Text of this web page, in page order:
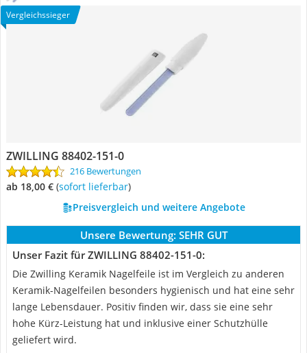
Vergleichssieger
ZWILLING 88402-151-0
216 Bewertungen
ab 18,00 € ( Sofort lieferbar)
Preisvergleich und weitere Angebote
Unsere Bewertung: SEHR GUT
Unser Fazit für ZWILLING 88402-151-0:
Die Zwilling Keramik Nagelfeile ist im Vergleich zu anderen
Keramik-Nagelfeilen besonders hygienisch und hat eine sehr
lange Lebensdauer. Positiv finden wir, dass sie eine sehr
hohe Kürz-Leistung hat und inklusive einer Schutzhülle
geliefert wird.